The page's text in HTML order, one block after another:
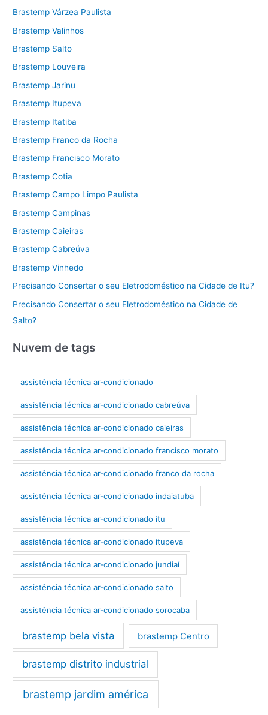
Brastemp Várzea Paulista
Brastemp Valinhos
Brastemp Salto
Brastemp Louveira
Brastemp Jarinu
Brastemp Itupeva
Brastemp Itatiba
Brastemp Franco da Rocha
Brastemp Francisco Morato
Brastemp Cotia
Brastemp Campo Limpo Paulista
Brastemp Campinas
Brastemp Caieiras
Brastemp Cabreúva
Brastemp Vinhedo
Precisando Consertar o seu Eletrodoméstico na Cidade de Itu?
Precisando Consertar o seu Eletrodoméstico na Cidade de
Salto?
Nuvem de tags
assistência técnica ar-condicionado
assistência técnica ar-condicionado cabreúva
assistência técnica ar-condicionado caieiras
assistência técnica ar-condicionado francisco morato
assistência técnica ar-condicionado franco da rocha
assistência técnica ar-condicionado indaiatuba
assistência técnica ar-condicionado itu
assistência técnica ar-condicionado itupeva
assistência técnica ar-condicionado jundiaí
assistência técnica ar-condicionado salto
assistência técnica ar-condicionado sorocaba
brastemp bela vista brastemp Centro
brastemp distrito industrial
brastemp jardim américa